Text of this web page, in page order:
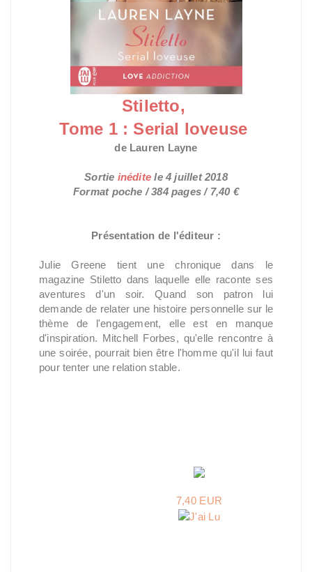
Stiletto,
Tome 1 : Serial loveuse
de Lauren Layne
Sortie inédite le 4 juillet 2018
Format poche / 384 pages / 7,40 €
Présentation de l'éditeur :
Julie Greene tient une chronique dans le
magazine Stiletto dans laquelle elle raconte ses
aventures d'un soir. Quand son patron lui
demande de relater une histoire personnelle sur le
thème de l'engagement, elle est en manque
d'inspiration. Mitchell Forbes, qu'elle rencontre à
une soirée, pourrait bien être l'homme qu'il lui faut
pour tenter une relation stable.
7,40 EUR